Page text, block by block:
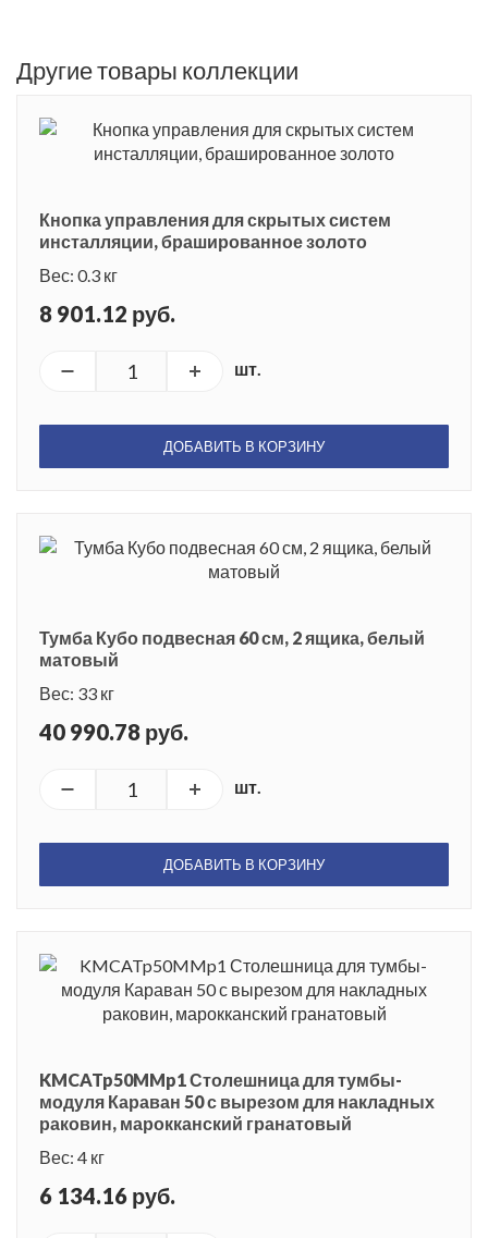
Другие товары коллекции
Кнопка управления для скрытых систем
инсталляции, брашированное золото
Вес: 0.3 кг
8 901.12 руб.
шт.
ДОБАВИТЬ В КОРЗИНУ
Тумба Кубо подвесная 60 см, 2 ящика, белый
матовый
Вес: 33 кг
40 990.78 руб.
шт.
ДОБАВИТЬ В КОРЗИНУ
KMCATp50MMp1 Столешница для тумбы-
модуля Караван 50 с вырезом для накладных
раковин, марокканский гранатовый
Вес: 4 кг
6 134.16 руб.